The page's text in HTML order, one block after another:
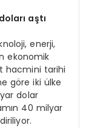
aştı
enerji,
ekonomik
hacmini tarihi
göre iki ülke
dolar
40 milyar